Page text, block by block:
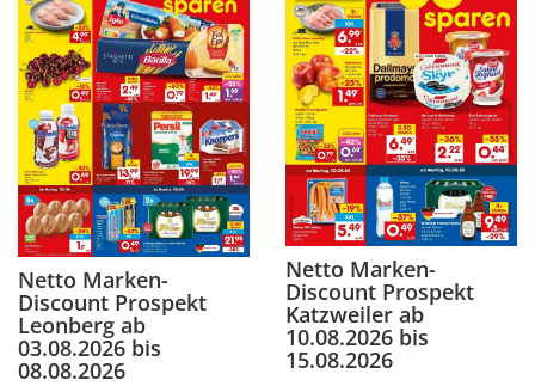
Netto Marken-
Discount Prospekt
Leonberg ab
03.08.2026 bis
08.08.2026
Netto Marken-
Discount Prospekt
Katzweiler ab
10.08.2026 bis
15.08.2026